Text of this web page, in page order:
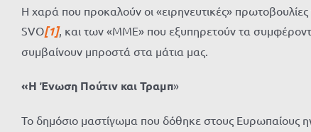
Η χαρά που προκαλούν οι «ειρηνευτικές»
SVO[1], και των «ΜΜΕ» που εξυπηρετούν τα συμφέροντά
συμβαίνουν μπροστά στα μάτια μας.
«Η Ένωση Πούτιν και Τραμπ»
Το δημόσιο μαστίγωμα που δόθηκε στους Ευρωπαίους